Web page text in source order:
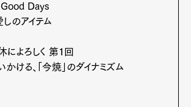
Contact
Pen Meet
Days
のアイテム
よろしく 第１回
ける、「今焼」のダイナミズム